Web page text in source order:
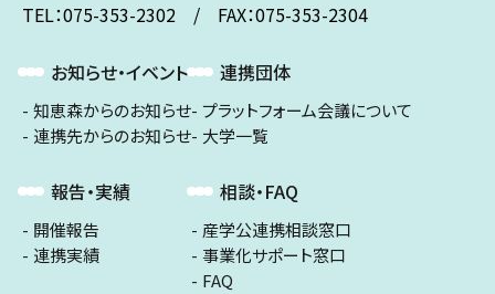
TEL：075-353-2302 / FAX：075-353-2304
お知らせ・イベント
知恵森からのお知らせ
連携先からのお知らせ
報告・実績
開催報告
連携実績
連携団体
プラットフォーム会議について
大学一覧
相談・FAQ
産学公連携相談窓口
事業化サポート窓口
FAQ